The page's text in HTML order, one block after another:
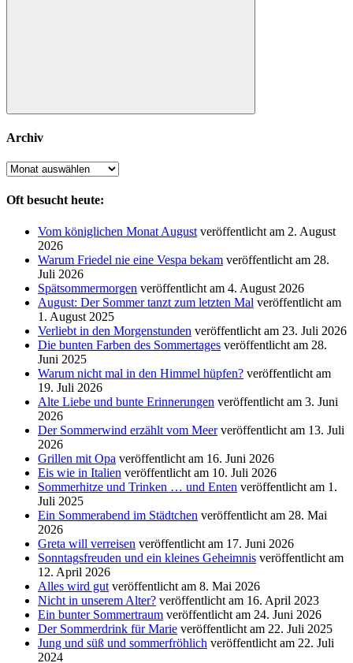
Suchen
Archiv
Archiv
Oft besucht heute:
Vom königlichen Monat August veröffentlicht am 2. August
2026
Warum Friedel nie eine Vespa bekam veröffentlicht am 28.
Juli 2026
Spätsommermorgen veröffentlicht am 4. August 2026
August: Der Sommer tanzt zum letzten Mal veröffentlicht am
1. August 2025
Verliebt in den Morgenstunden veröffentlicht am 23. Juli 2026
Die bunten Farben des Sommertages veröffentlicht am 28.
Juni 2025
Warum nicht mal in den Himmel hüpfen? veröffentlicht am
19. Juli 2026
Alte Liebe und bunte Erinnerungen veröffentlicht am 3. Juni
2026
Der Sommerwind erzählt vom Meer veröffentlicht am 13. Juli
2026
Grillen mit Opa veröffentlicht am 16. Juni 2026
Eis wie in Italien veröffentlicht am 10. Juli 2026
Sommerhitze und Trinken … und Enten veröffentlicht am 1.
Juli 2025
Ein Sommerabend im Städtchen veröffentlicht am 28. Mai
2026
Greta will verreisen veröffentlicht am 17. Juni 2026
Sonntagsfreuden und ein kleines Geheimnis veröffentlicht am
12. April 2026
Alles wird gut veröffentlicht am 8. Mai 2026
Nicht in unserem Alter? veröffentlicht am 16. April 2023
Ein bunter Sommertraum veröffentlicht am 24. Juni 2026
Der Sommerdrink für Marie veröffentlicht am 22. Juli 2025
Jung und süß und sommerfröhlich veröffentlicht am 22. Juli
2024